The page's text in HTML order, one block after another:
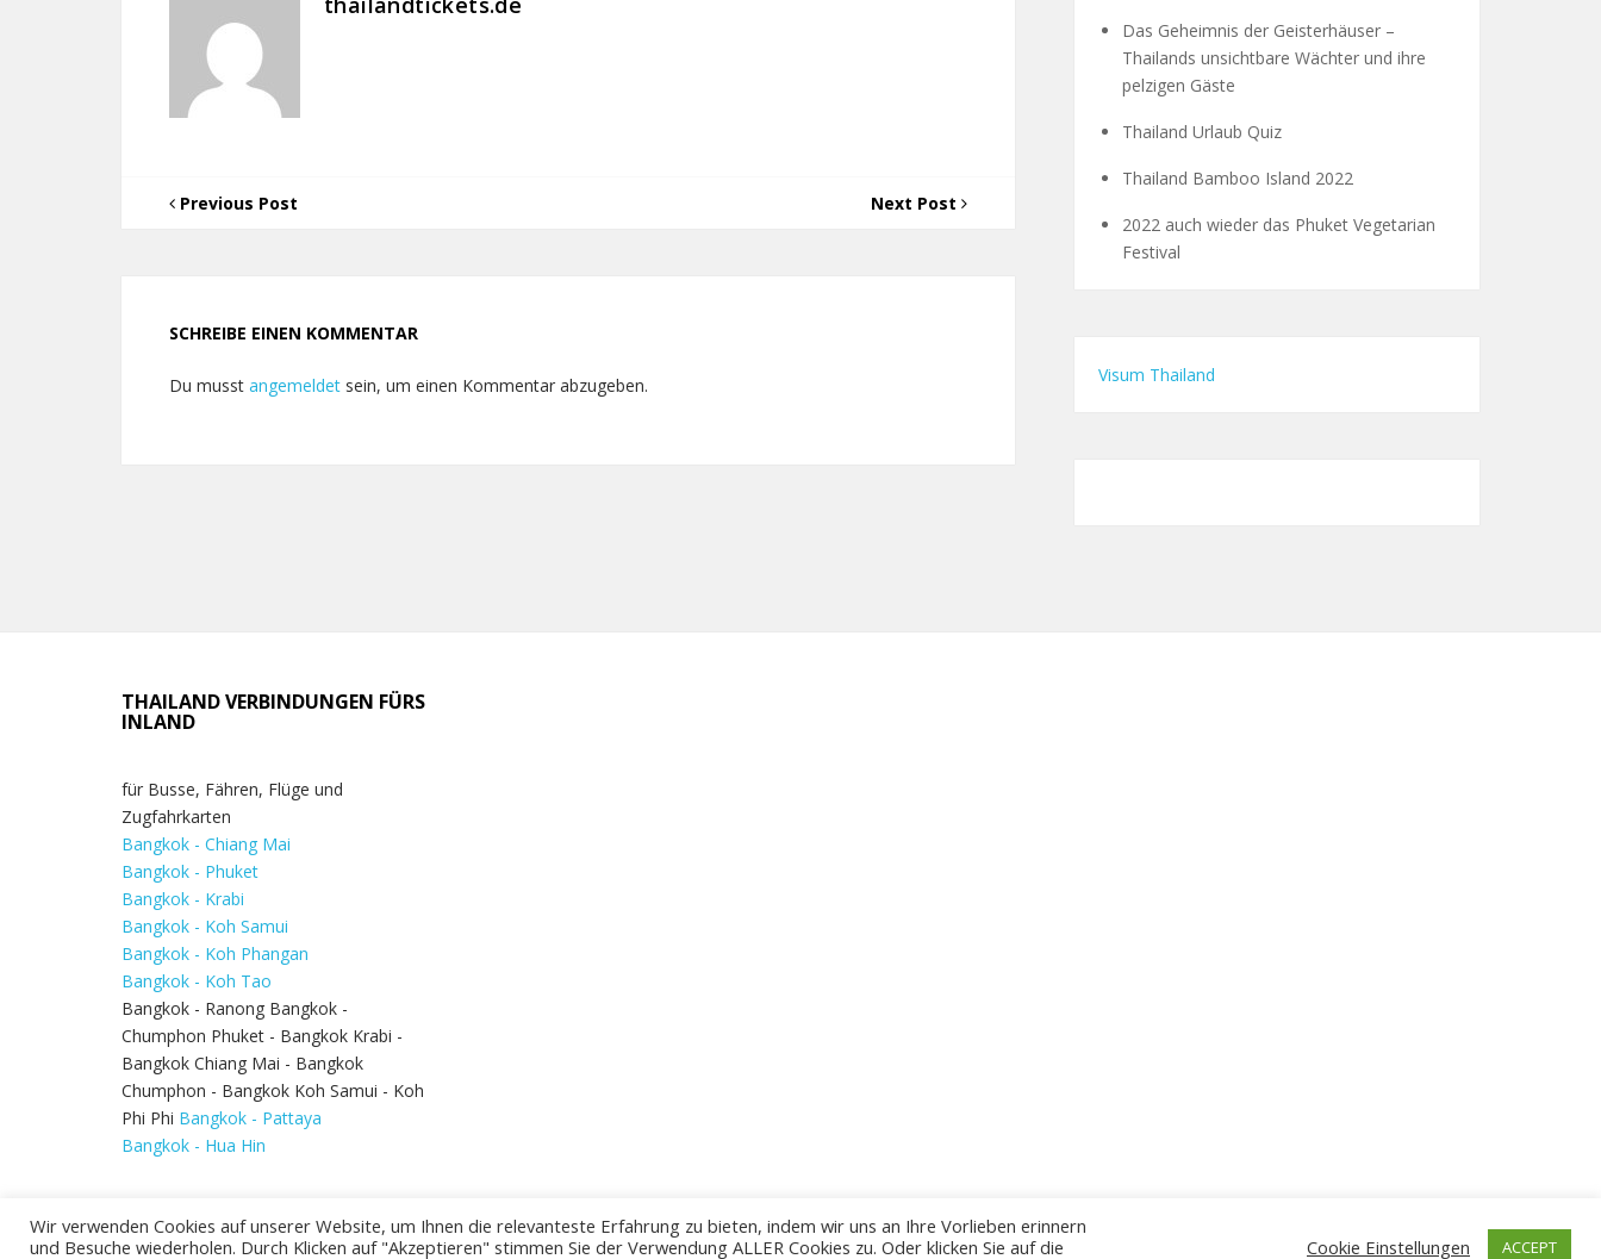
Previous Post Next Post
SCHREIBE EINEN KOMMENTAR
Du musst angemeldet sein, um einen Kommentar abzugeben.
Das Geheimnis der Geisterhäuser –
Thailands unsichtbare Wächter und ihre
pelzigen Gäste
Thailand Urlaub Quiz
Thailand Bamboo Island 2022
2022 auch wieder das Phuket Vegetarian
Festival
Visum Thailand
THAILAND VERBINDUNGEN FÜRS
INLAND
für Busse, Fähren, Flüge und
Zugfahrkarten
Bangkok - Chiang Mai
Bangkok - Phuket
Bangkok - Krabi
Bangkok - Koh Samui
Bangkok - Koh Phangan
Bangkok - Koh Tao
Bangkok - Ranong Bangkok -
Chumphon Phuket - Bangkok Krabi -
Bangkok Chiang Mai - Bangkok
Chumphon - Bangkok Koh Samui - Koh
Phi Phi Bangkok - Pattaya
Bangkok - Hua Hin
Wir verwenden Cookies auf unserer Website, um Ihnen die relevanteste Erfahrung zu bieten, indem wir uns an Ihre Vorlieben erinnern
und Besuche wiederholen. Durch Klicken auf "Akzeptieren" stimmen Sie der Verwendung ALLER Cookies zu. Oder klicken Sie auf die
Cookie Einstellungen ACCEPT